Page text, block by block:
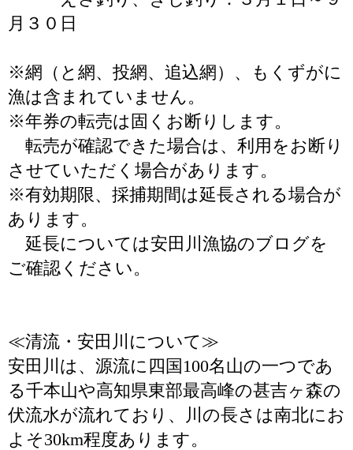
月３０日
※網（と網、投網、追込網）、もくずがに
漁は含まれていません。
※年券の転売は固くお断りします。
転売が確認できた場合は、利用をお断り
させていただく場合があります。
※有効期限、採捕期間は延長される場合が
あります。
延長については安田川漁協のブログを
ご確認ください。
≪清流・安田川について≫
安田川は、源流に四国100名山の一つであ
る千本山や高知県東部最高峰の甚吉ヶ森の
伏流水が流れており、川の長さは南北にお
よそ30km程度あります。